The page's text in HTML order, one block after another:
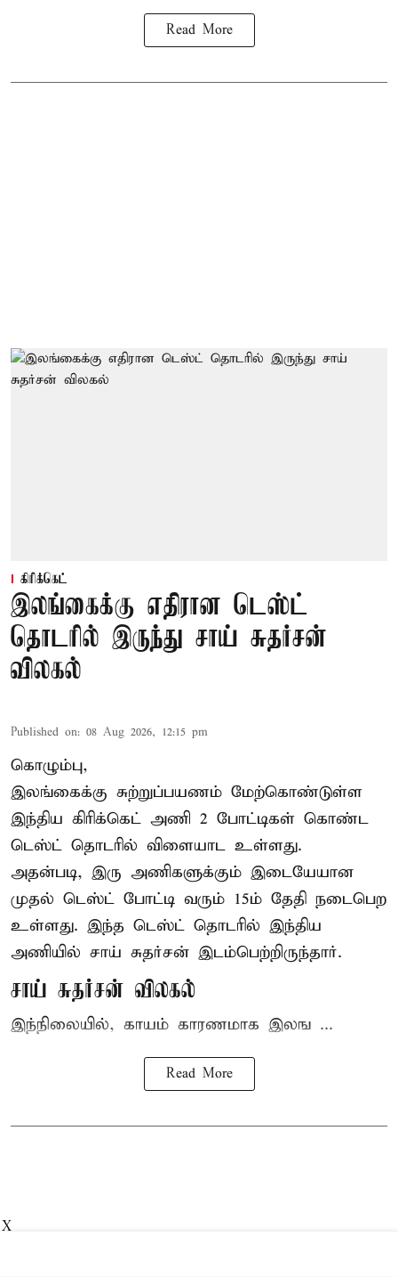
Read More
கிரிக்கெட்
இலங்கைக்கு எதிரான டெஸ்ட்
தொடரில் இருந்து சாய் சுதர்சன்
விலகல்
Published on: 08 Aug 2026, 12:15 pm
கொழும்பு,
இலங்கைக்கு சுற்றுப்பயணம் மேற்கொண்டுள்ள
இந்திய கிரிக்கெட் அணி 2 போட்டிகள் கொண்ட
டெஸ்ட் தொடரில் விளையாட உள்ளது.
அதன்படி, இரு அணிகளுக்கும் இடையேயான
முதல் டெஸ்ட் போட்டி வரும் 15ம் தேதி நடைபெற
உள்ளது. இந்த டெஸ்ட் தொடரில் இந்திய
அணியில் சாய் சுதர்சன் இடம்பெற்றிருந்தார்.
சாய் சுதர்சன் விலகல்
இந்நிலையில், காயம் காரணமாக இலங ...
Read More
X